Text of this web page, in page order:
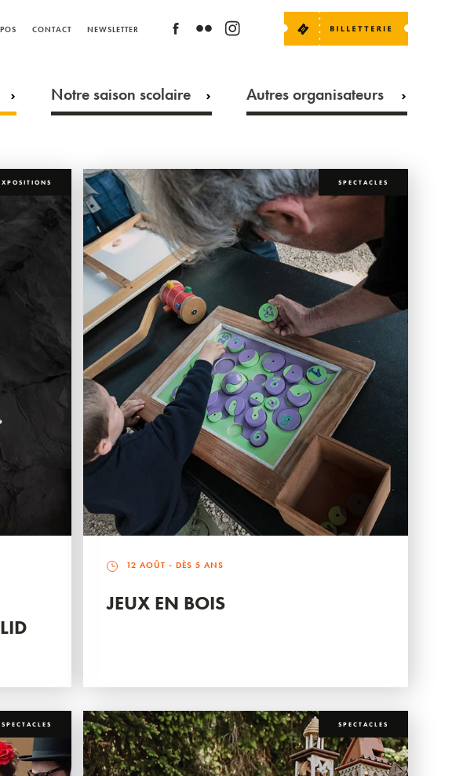
CONTACT NEWSLETTER
Notre saison scolaire Autres organisateurs
SPECTACLES
12 AOÛT - DÈS 5 ANS
JEUX EN BOIS
SPECTACLES SPECTACLES